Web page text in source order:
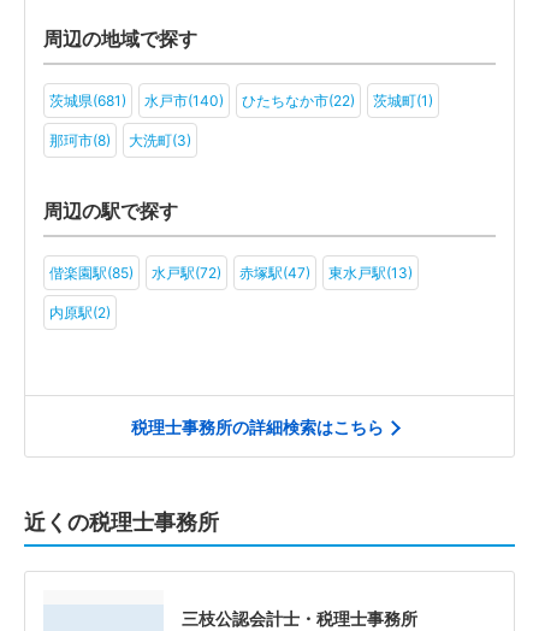
アミューズメント・レジャー(5)
ＮＰＯ法人(3) 学校法人(3) 一般社団法人(4) その他(5)
周辺の地域で探す
茨城県(681) 水戸市(140) ひたちなか市(22) 茨城町(1)
那珂市(8) 大洗町(3)
周辺の駅で探す
偕楽園駅(85) 水戸駅(72) 赤塚駅(47) 東水戸駅(13)
内原駅(2)
税理士事務所の詳細検索はこちら
近くの税理士事務所
三枝公認会計士・税理士事務所